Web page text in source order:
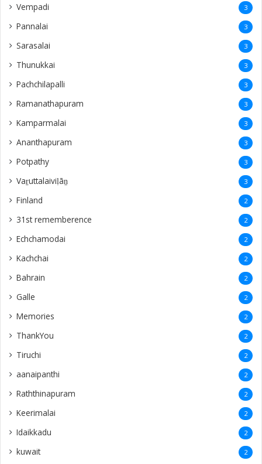
Vempadi 3
Pannalai 3
Sarasalai 3
Thunukkai 3
Pachchilapalli 3
Ramanathapuram 3
Kamparmalai 3
Ananthapuram 3
‎Potpathy 3
Vaṟuttalaiviḷāṉ 3
Finland 2
31st rememberence 2
Echchamodai 2
Kachchai 2
Bahrain 2
Galle 2
Memories 2
ThankYou 2
Tiruchi 2
aanaipanthi 2
Raththinapuram 2
Keerimalai 2
Idaikkadu 2
kuwait 2